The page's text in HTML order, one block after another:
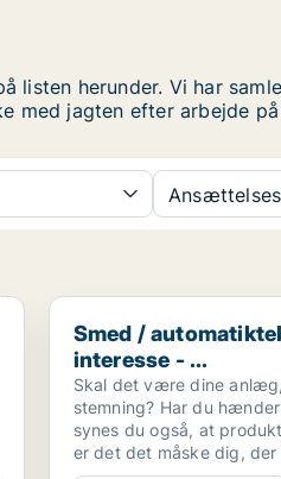
listen herunder. Vi har
med jagten efter arbejde
Smed /
Smed /
interesse - ...
Skal det være dine
stemning? Har du
synes du også, at
er det det måske dig,